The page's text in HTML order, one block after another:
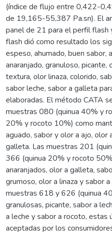
(índice de flujo entre 0,422-
de 19,165-55,387 Pa.sn). El
panel de 21 para el perfil
flash dió como resultado los
espeso, ahumado, buen sabor,
anaranjado, granuloso, picante,
textura, olor linaza, colorido,
sabor leche, sabor a galleta
elaboradas. El método CATA
muestras 080 (quinua 40% y
20% y rocoto 10%) como
aguado, sabor y olor a ajo, olor
galleta. Las muestras 201
366 (quinua 20% y rocoto
anaranjados, olor a galleta,
grumoso, olor a linaza y sabor
muestras 618 y 626 (quinua
granulosas, picante, sabor a
a leche y sabor a rocoto, estas
aceptadas por los